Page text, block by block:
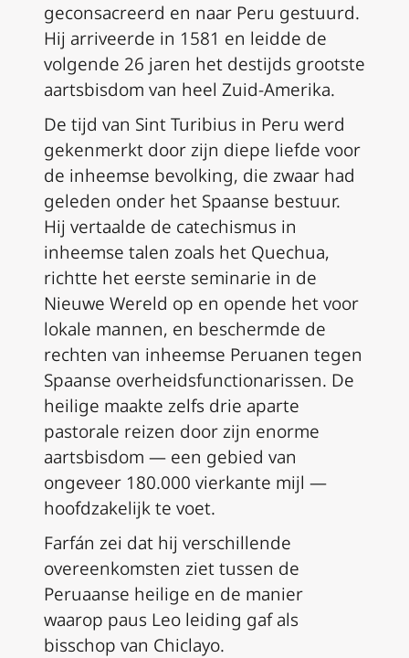
geconsacreerd en naar Peru gestuurd.
Hij arriveerde in 1581 en leidde de
volgende 26 jaren het destijds grootste
aartsbisdom van heel Zuid-Amerika.
De tijd van Sint Turibius in Peru werd
gekenmerkt door zijn diepe liefde voor
de inheemse bevolking, die zwaar had
geleden onder het Spaanse bestuur.
Hij vertaalde de catechismus in
inheemse talen zoals het Quechua,
richtte het eerste seminarie in de
Nieuwe Wereld op en opende het voor
lokale mannen, en beschermde de
rechten van inheemse Peruanen tegen
Spaanse overheidsfunctionarissen. De
heilige maakte zelfs drie aparte
pastorale reizen door zijn enorme
aartsbisdom — een gebied van
ongeveer 180.000 vierkante mijl —
hoofdzakelijk te voet.
Farfán zei dat hij verschillende
overeenkomsten ziet tussen de
Peruaanse heilige en de manier
waarop paus Leo leiding gaf als
bisschop van Chiclayo.